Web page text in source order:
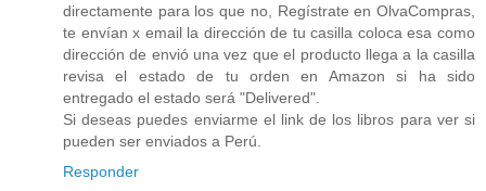
directamente para los que no, Regístrate en OlvaCompras,
te envían x email la dirección de tu casilla coloca esa como
dirección de envió una vez que el producto llega a la casilla
revisa el estado de tu orden en Amazon si ha sido
entregado el estado será "Delivered".
Si deseas puedes enviarme el link de los libros para ver si
pueden ser enviados a Perú.
Responder